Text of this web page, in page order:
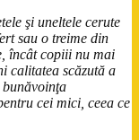
şi uneltele cerute
sau o treime din
încât copiii nu mai
calitatea scăzută a
cei mici, ceea ce